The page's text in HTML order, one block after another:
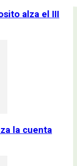
alza el III
la cuenta